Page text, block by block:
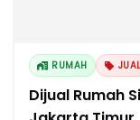
RUMAH JUAL
Dijual Rumah